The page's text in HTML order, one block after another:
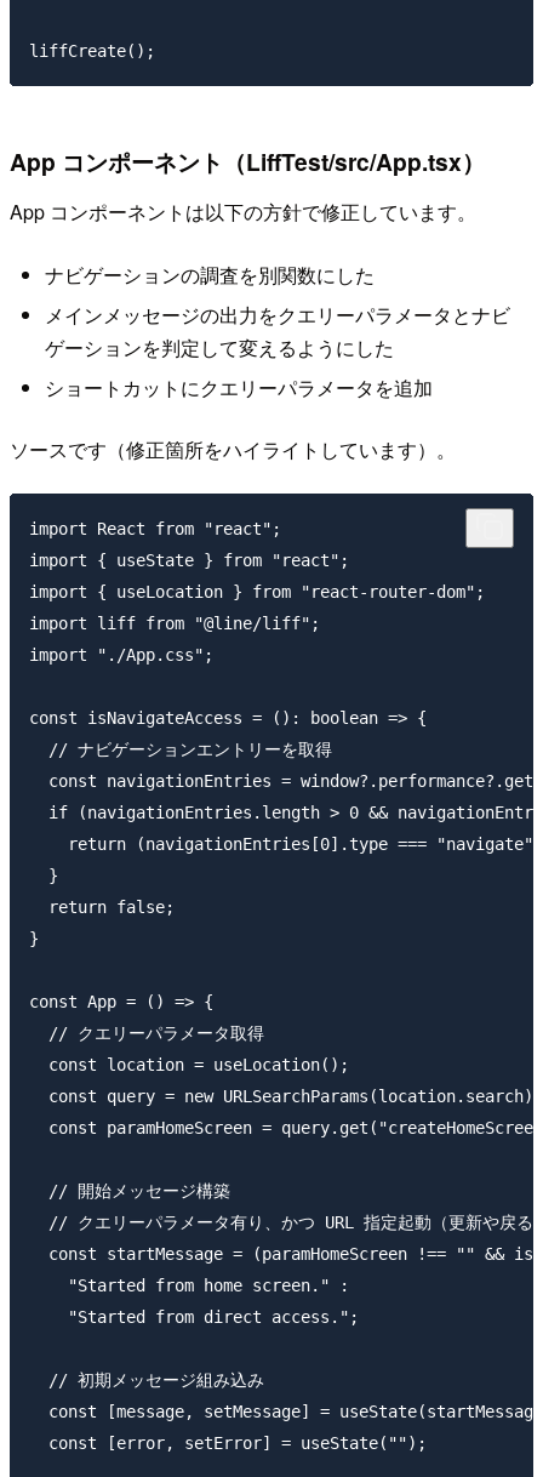
App コンポーネント（LiffTest/src/App.tsx）
App コンポーネントは以下の方針で修正しています。
ナビゲーションの調査を別関数にした
メインメッセージの出力をクエリーパラメータとナビ
ゲーションを判定して変えるようにした
ショートカットにクエリーパラメータを追加
ソースです（修正箇所をハイライトしています）。
import React from "react";
import { useState } from "react";
import { useLocation } from "react-router-dom";
import liff from "@line/liff";
import "./App.css";
const isNavigateAccess = (): boolean => {
  // ナビゲーションエントリーを取得
const navigationEntries =
if (navigationEntries.length > 0 &&
return (navigationEntries[0].type ===
  }
  return false;
}
const App = () => {
  // クエリーパラメータ取得
  const location = useLocation();
  const query = new URLSearchParams(location.search);
const paramHomeScreen =
  // 開始メッセージ構築
// クエリーパラメータ有り、かつ URL 指定起動（更新や戻る
const startMessage = (paramHomeScreen !== "" &&
    "Started from home screen." :
    "Started from direct access.";
  // 初期メッセージ組み込み
const [message, setMessage] =
  const [error, setError] = useState("");